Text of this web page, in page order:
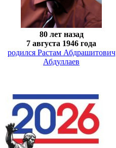
80 лет назад
7 августа 1946 года
родился Растам Абдрашитович
Абдуллаев